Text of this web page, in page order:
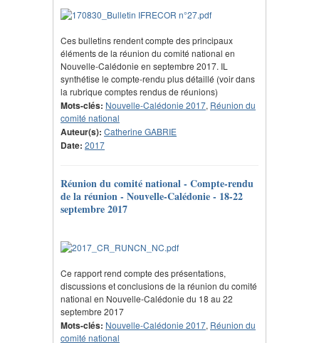
Ces bulletins rendent compte des principaux
éléments de la réunion du comité national en
Nouvelle-Calédonie en septembre 2017. IL
synthétise le compte-rendu plus détaillé (voir dans
la rubrique comptes rendus de réunions)
Mots-clés: Nouvelle-Calédonie 2017, Réunion du
comité national
Auteur(s): Catherine GABRIE
Date: 2017
Réunion du comité national - Compte-rendu
de la réunion - Nouvelle-Calédonie - 18-22
septembre 2017
Ce rapport rend compte des présentations,
discussions et conclusions de la réunion du comité
national en Nouvelle-Calédonie du 18 au 22
septembre 2017
Mots-clés: Nouvelle-Calédonie 2017, Réunion du
comité national